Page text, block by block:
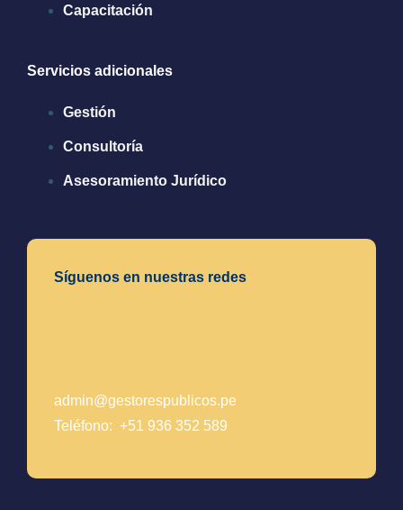
Capacitación
Servicios adicionales
Gestión
Consultoría
Asesoramiento Jurídico
Síguenos en nuestras redes
admin@gestorespublicos.pe
Teléfono: +51 936 352 589